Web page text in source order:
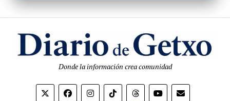
Donde la información crea comunidad